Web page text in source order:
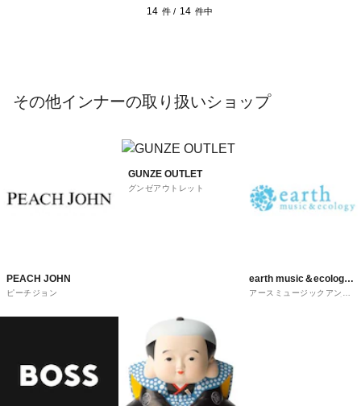
14 件 / 14 件中
その他インナーの取り扱いショップ
PEACH JOHN
ピーチジョン
GUNZE OUTLET
グンゼアウトレット
earth music＆ecology
super premium store
アースミュージックアンド